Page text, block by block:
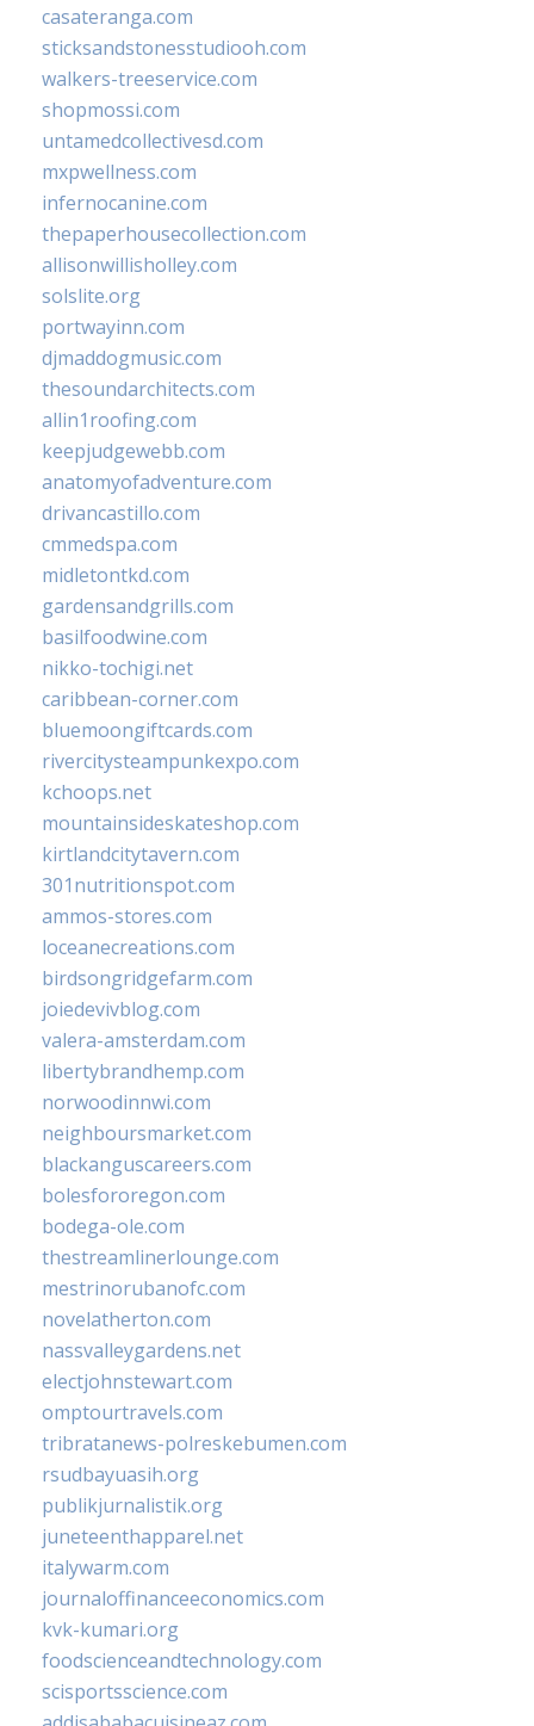
casateranga.com
sticksandstonesstudiooh.com
walkers-treeservice.com
shopmossi.com
untamedcollectivesd.com
mxpwellness.com
infernocanine.com
thepaperhousecollection.com
allisonwillisholley.com
solslite.org
portwayinn.com
djmaddogmusic.com
thesoundarchitects.com
allin1roofing.com
keepjudgewebb.com
anatomyofadventure.com
drivancastillo.com
cmmedspa.com
midletontkd.com
gardensandgrills.com
basilfoodwine.com
nikko-tochigi.net
caribbean-corner.com
bluemoongiftcards.com
rivercitysteampunkexpo.com
kchoops.net
mountainsideskateshop.com
kirtlandcitytavern.com
301nutritionspot.com
ammos-stores.com
loceanecreations.com
birdsongridgefarm.com
joiedevivblog.com
valera-amsterdam.com
libertybrandhemp.com
norwoodinnwi.com
neighboursmarket.com
blackanguscareers.com
bolesfororegon.com
bodega-ole.com
thestreamlinerlounge.com
mestrinorubanofc.com
novelatherton.com
nassvalleygardens.net
electjohnstewart.com
omptourtravels.com
tribratanews-polreskebumen.com
rsudbayuasih.org
publikjurnalistik.org
juneteenthapparel.net
italywarm.com
journaloffinanceeconomics.com
kvk-kumari.org
foodscienceandtechnology.com
scisportsscience.com